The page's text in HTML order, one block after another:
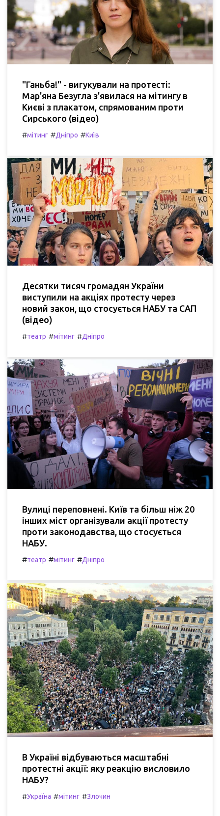
"Ганьба!" - вигукували на протесті:
Мар'яна Безугла з'явилася на мітингу в
Києві з плакатом, спрямованим проти
Сирського (відео)
#мітинг #Дніпро #Київ
Десятки тисяч громадян України
виступили на акціях протесту через
новий закон, що стосується НАБУ та САП
(відео)
#театр #мітинг #Дніпро
Вулиці переповнені. Київ та більш ніж 20
інших міст організували акції протесту
проти законодавства, що стосується
НАБУ.
#театр #мітинг #Дніпро
В Україні відбуваються масштабні
протестні акції: яку реакцію висловило
НАБУ?
#Україна #мітинг #Злочин